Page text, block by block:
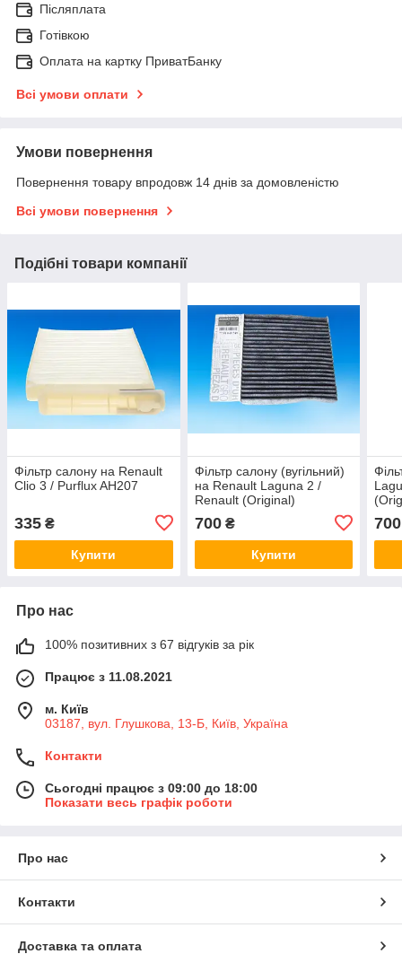
Післяплата
Готівкою
Оплата на картку ПриватБанку
Всі умови оплати
Умови повернення
Повернення товару впродовж 14 днів за домовленістю
Всі умови повернення
Подібні товари компанії
Фільтр салону на Renault
Clio 3 / Purflux AH207
335 ₴
Купити
Фільтр салону (вугільний)
на Renault Laguna 2 /
Renault (Original)
700₴
Купити
700
Про нас
100% позитивних з 67 відгуків за рік
Працює з 11.08.2021
м. Київ
03187, вул. Глушкова, 13-Б, Київ, Україна
Контакти
Сьогодні працює з 09:00 до 18:00
Показати весь графік роботи
Про нас
Контакти
Доставка та оплата